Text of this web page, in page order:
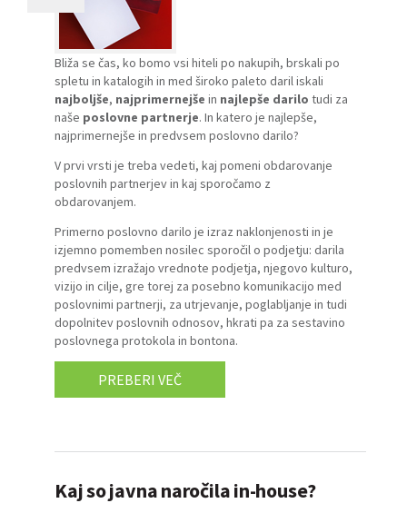
Bliža se čas, ko bomo vsi hiteli po nakupih, brskali po
spletu in katalogih in med široko paleto daril iskali
najboljše, najprimernejše in najlepše darilo tudi za
naše poslovne partnerje. In katero je najlepše,
najprimernejše in predvsem poslovno darilo?
V prvi vrsti je treba vedeti, kaj pomeni obdarovanje
poslovnih partnerjev in kaj sporočamo z
obdarovanjem.
Primerno poslovno darilo je izraz naklonjenosti in je
izjemno pomemben nosilec sporočil o podjetju: darila
predvsem izražajo vrednote podjetja, njegovo kulturo,
vizijo in cilje, gre torej za posebno komunikacijo med
poslovnimi partnerji, za utrjevanje, poglabljanje in tudi
dopolnitev poslovnih odnosov, hkrati pa za sestavino
poslovnega protokola in bontona.
PREBERI VEČ
Kaj so javna naročila in-house?